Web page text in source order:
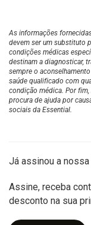
As informações
devem ser um substituto
condições médicas
destinam a diagnosticar,
sempre o
saúde qualificado com
condição médica. Por
procura de ajuda por
sociais da Essential.
Já assinou a
Assine, receba
desconto na sua